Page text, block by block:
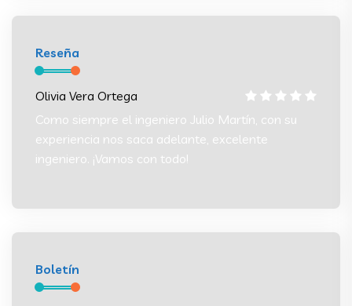
Reseña
Olivia Vera Ortega
Como siempre el ingeniero Julio Martín, con su
experiencia nos saca adelante, excelente
ingeniero. ¡Vamos con todo!
Boletín